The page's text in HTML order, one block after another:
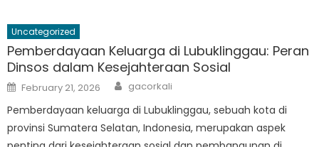
Uncategorized
Pemberdayaan Keluarga di Lubuklinggau: Peran
Dinsos dalam Kesejahteraan Sosial
Posted
on
February 21, 2026 Author
gacorkali
Pemberdayaan keluarga di Lubuklinggau, sebuah kota di
provinsi Sumatera Selatan, Indonesia, merupakan aspek